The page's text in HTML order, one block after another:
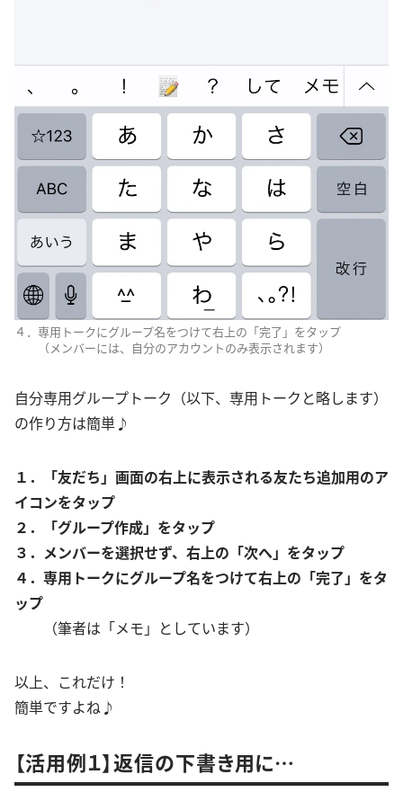
４．専用トークにグループ名をつけて右上の「完了」をタップ
（メンバーには、自分のアカウントのみ表示されます）
自分専用グループトーク（以下、専用トークと略します）
の作り方は簡単♪
１．「友だち」画面の右上に表示される友たち追加用のア
イコンをタップ
２．「グループ作成」をタップ
３．メンバーを選択せず、右上の「次へ」をタップ
４．専用トークにグループ名をつけて右上の「完了」をタ
ップ
（筆者は「メモ」としています）
以上、これだけ！
簡単ですよね♪
【活用例１】返信の下書き用に…